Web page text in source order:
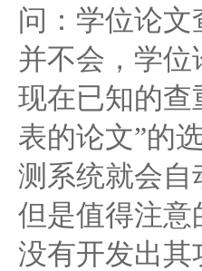
问：学位论
并不会，学
现在已知的查
表的论文”的
测系统就会自
但是值得注意
没有开发出其